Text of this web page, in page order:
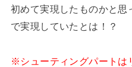
初めて実現したものかと思
で実現していたとは！？
※シューティングパートは